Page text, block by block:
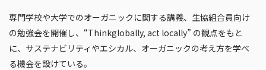
専門学校や大学でのオーガニックに関する講義、生協組合員向け
の勉強会を開催し、“Thinkglobally, act locally” の観点をもと
に、サステナビリティやエシカル、オーガニックの考え方を学べ
る機会を設けている。